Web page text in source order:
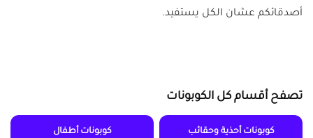
أصدقائكم عشان الكل يستفيد.
تصفح أقسام كل الكوبونات
كوبونات أحذية وحقائب كوبونات أطفال